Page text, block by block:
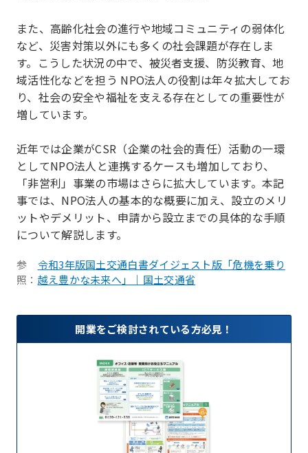
また、高齢化社会の進行や地域コミュニティの弱体化
など、災害対策以外にも多くの社会課題が存在しま
す。こうした状況の中で、被災者支援、防災教育、地
域活性化などを担う NPO法人の役割は年々拡大してお
り、社会の安全や福祉を支える存在としての重要性が
増しています。
近年では企業がCSR（企業の社会的責任）活動の一環
としてNPO法人と連携するケースも増加しており、
「非営利」事業の市場はさらに拡大しています。本記
事では、NPO法人の基本的な概要に加え、設立のメリ
ットやデメリット、申請から設立までの具体的な手順
について解説します。
参
照：
令和3年版国土交通白書ダイジェスト版「危機を乗り
越え豊かな未来へ」｜国土交通省
開業をご検討されている方必見！